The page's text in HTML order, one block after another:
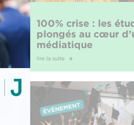
100% crise : les
plongés au cœur
médiatique
lire la suite